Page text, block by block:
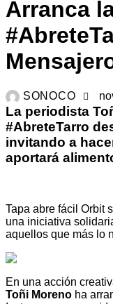
Arranca
SONOCO
La periodista
#AbreteTarro
invitando a
aportará
Tapa abre fácil Orbit
una iniciativa
aquellos que más lo
En una acción
Toñi Moreno ha